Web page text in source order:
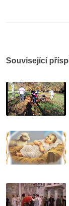
Související